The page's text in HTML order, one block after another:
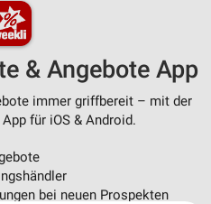
& Angebote App
immer griffbereit – mit der
für iOS & Android.
bei neuen Prospekten